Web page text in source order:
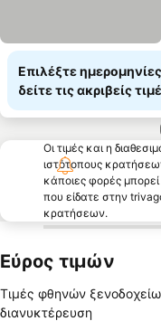
Επιλέξτε
δείτε τις ακριβείς
Οι τιμές και η
ιστότοπους
κάποιες φορές
που είδατε στην
κρατήσεων.
Εύρος τιμών
Τιμές φθηνών
διανυκτέρευση